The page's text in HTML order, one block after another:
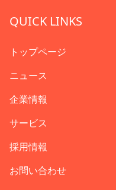
QUICK LINKS
トップページ
ニュース
企業情報
サービス
採用情報
お問い合わせ